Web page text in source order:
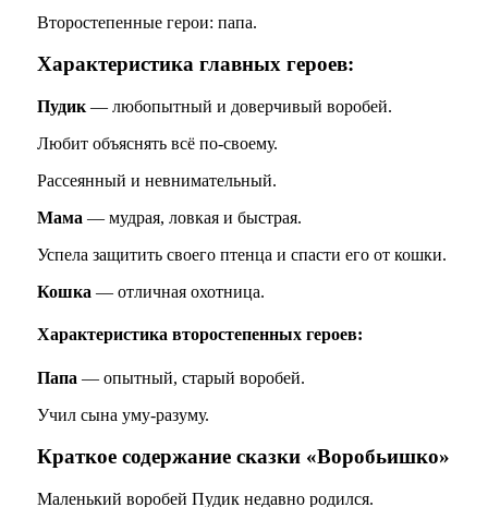
Второстепенные герои: папа.
Характеристика главных героев:
Пудик— любопытный и доверчивый воробей.
Любит объяснять всё по-своему.
Рассеянный и невнимательный.
Мама — мудрая, ловкая и быстрая.
Успела защитить своего птенца и спасти его от кошки.
Кошка — отличная охотница.
Характеристика второстепенных героев:
Папа — опытный, старый воробей.
Учил сына уму-разуму.
Краткое содержание сказки «Воробьишко»
Маленький воробей Пудик недавно родился.